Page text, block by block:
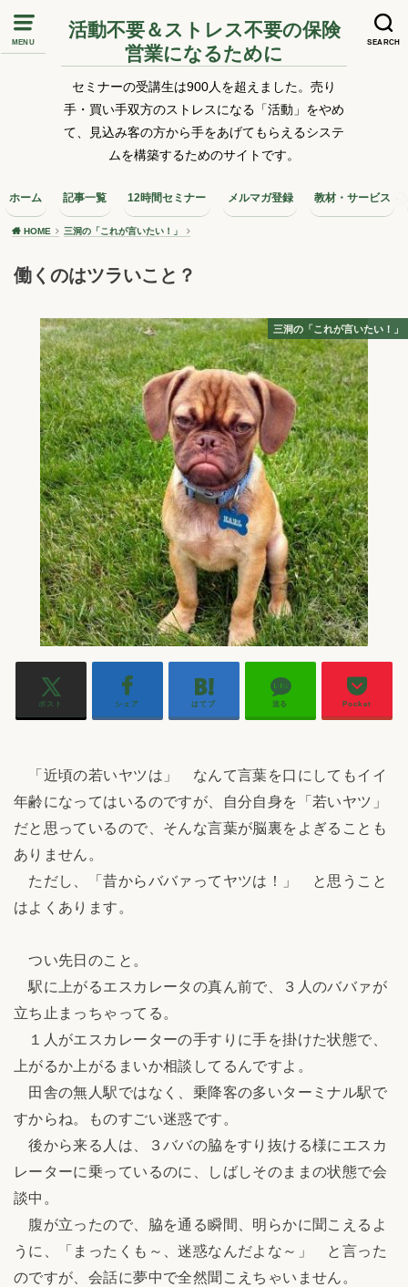
MENU SEARCH
活動不要＆ストレス不要の保険
営業になるために
セミナーの受講生は900人を超えました。売り
手・買い手双方のストレスになる「活動」をやめ
て、見込み客の方から手をあげてもらえるシステ
ムを構築するためのサイトです。
ホーム 記事一覧 12時間セミナー メルマガ登録 教材・サービス
HOME 三洞の「これが言いたい！」
働くのはツラいこと？
三洞の「これが言いたい！」
ポスト シェア はてブ 送る Pocket
「近頃の若いヤツは」 なんて言葉を口にしてもイイ
年齢になってはいるのですが、自分自身を「若いヤツ」
だと思っているので、そんな言葉が脳裏をよぎることも
ありません。
ただし、「昔からババァってヤツは！」 と思うこと
はよくあります。
つい先日のこと。
駅に上がるエスカレータの真ん前で、３人のババァが
立ち止まっちゃってる。
１人がエスカレーターの手すりに手を掛けた状態で、
上がるか上がるまいか相談してるんですよ。
田舎の無人駅ではなく、乗降客の多いターミナル駅で
すからね。ものすごい迷惑です。
後から来る人は、３ババの脇をすり抜ける様にエスカ
レーターに乗っているのに、しばしそのままの状態で会
談中。
腹が立ったので、脇を通る瞬間、明らかに聞こえるよ
うに、「まったくも～、迷惑なんだよな～」 と言った
のですが、会話に夢中で全然聞こえちゃいません。